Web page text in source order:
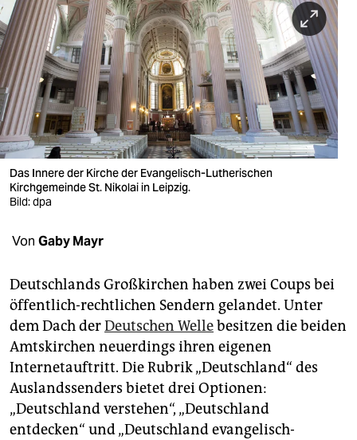
sport
berlin
nord
wahrheit
verlag
verlag
shop
fragen & hilfe
unterstützen
abo
genossenschaft
epaper login
Das Innere der Kirche der Evangelisch-Lutherischen
Kirchgemeinde St. Nikolai in Leipzig.
Bild: dpa
Von Gaby Mayr
Deutschlands Großkirchen haben zwei Coups bei
öffentlich-rechtlichen Sendern gelandet. Unter
dem Dach derDeutschen Wellebesitzen die beiden
Amtskirchen neuerdings ihren eigenen
Internetauftritt. Die Rubrik „Deutschland“ des
Auslandssenders bietet drei Optionen:
„Deutschland verstehen“, „Deutschland
entdecken“ und „Deutschland evangelisch-